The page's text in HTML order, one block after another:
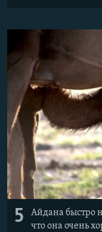
5
Айдана быстро
что она очень